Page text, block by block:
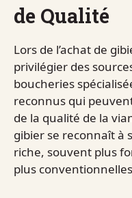
de Qualité
Lors de l’achat de
privilégier des
boucheries
reconnus qui
de la qualité de la
gibier se reconnaît à
riche, souvent plus
plus